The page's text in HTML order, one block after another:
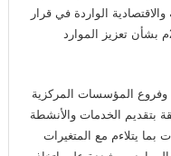
الواردة في قرار
مجلس القيادة الرئاسي رقم 11 لسنة 2025م بشأن تعزيز الموارد
وفروع المؤسسات المركزية
بتقديم الخدمات والأنشطة
بما يتلاءم مع المتغيرات